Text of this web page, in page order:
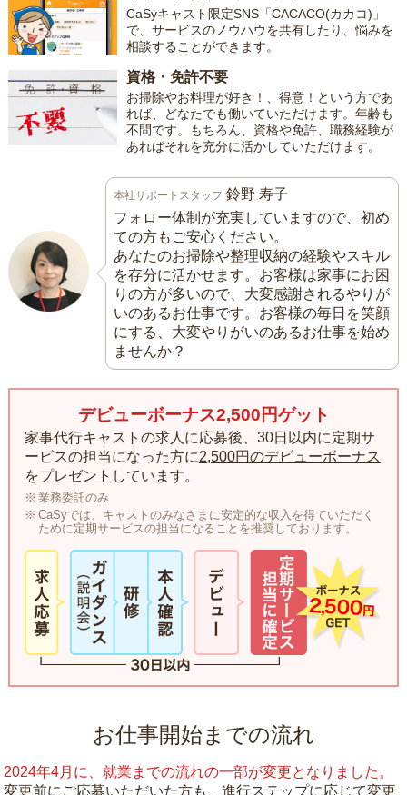
CaSyキャスト限定SNS「CACACO(カカコ)」
で、サービスのノウハウを共有したり、悩みを
相談することができます。
資格・免許不要
お掃除やお料理が好き！、得意！という方であ
れば、どなたでも働いていただけます。年齢も
不問です。もちろん、資格や免許、職務経験が
あればそれを充分に活かしていただけます。
本社サポートスタッフ 鈴野 寿子
フォロー体制が充実していますので、初め
ての方もご安心ください。
あなたのお掃除や整理収納の経験やスキル
を存分に活かせます。お客様は家事にお困
りの方が多いので、大変感謝されるやりが
いのあるお仕事です。お客様の毎日を笑顔
にする、大変やりがいのあるお仕事を始め
ませんか？
デビューボーナス2,500円ゲット
家事代行キャストの求人に応募後、30日以内に定期サ
ービスの担当になった方に2,500円のデビューボーナス
をプレゼント しています。
業務委託のみ
CaSyでは、キャストのみなさまに安定的な収入を得ていただく
ために定期サービスの担当になることを推奨しております。
お仕事開始までの流れ
2024年4月に、就業までの流れの一部が変更となりました。
変更前にご応募いただいた方も、進行ステップに応じて変更